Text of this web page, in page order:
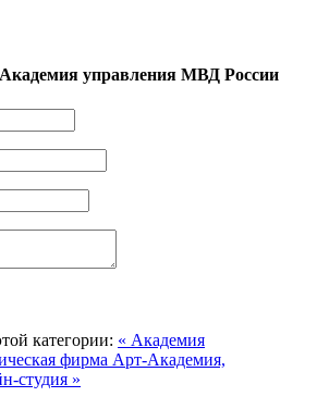
управления МВД России
категории: « Академия
фирма Арт-Академия,
студия »